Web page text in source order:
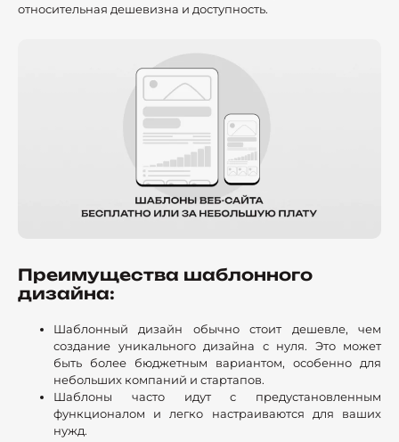
относительная дешевизна и доступность.
Преимущества шаблонного
дизайна:
Шаблонный дизайн обычно стоит дешевле, чем
создание уникального дизайна с нуля. Это может
быть более бюджетным вариантом, особенно для
небольших компаний и стартапов.
Шаблоны часто идут с предустановленным
функционалом и легко настраиваются для ваших
нужд.